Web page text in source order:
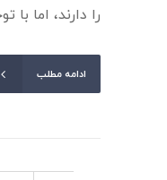
را دارند، اما
ادامه مطلب